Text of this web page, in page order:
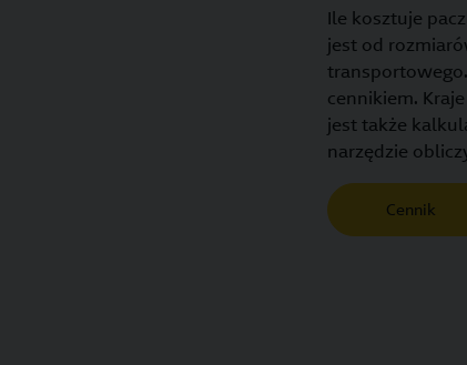
Ile kosztuje
jest od
cennikiem.
jest także
narzędzie
Cennik